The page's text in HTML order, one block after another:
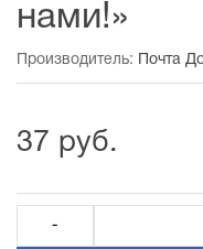
нами!»
Производитель: Почта
37 руб.
-